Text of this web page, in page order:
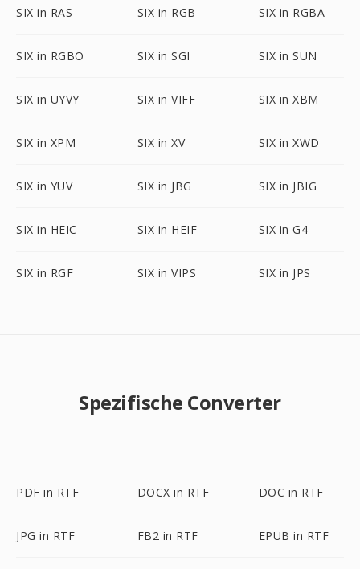
SIX in RAS SIX in RGB SIX in RGBA
SIX in RGBO SIX in SGI SIX in SUN
SIX in UYVY SIX in VIFF SIX in XBM
SIX in XPM SIX in XV SIX in XWD
SIX in YUV SIX in JBG SIX in JBIG
SIX in HEIC SIX in HEIF SIX in G4
SIX in RGF SIX in VIPS SIX in JPS
Spezifische Converter
PDF in RTF DOCX in RTF DOC in RTF
JPG in RTF FB2 in RTF EPUB in RTF